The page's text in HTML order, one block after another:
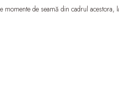
de seamă din cadrul